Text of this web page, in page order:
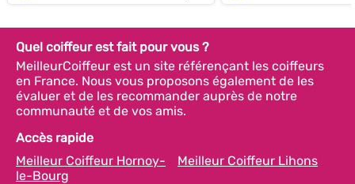
Quel coiffeur est fait pour vous ?
MeilleurCoiffeur est un site référençant les coiffeurs
en France. Nous vous proposons également de les
évaluer et de les recommander auprès de notre
communauté et de vos amis.
Accès rapide
Meilleur Coiffeur Hornoy-
le-Bourg
Meilleur Coiffeur Lihons